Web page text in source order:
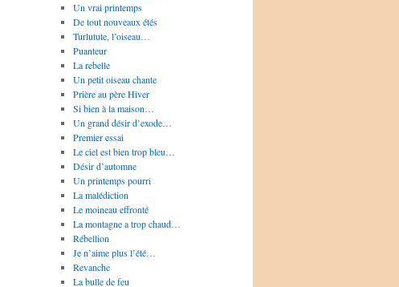
Un vrai printemps
De tout nouveaux étés
Turlutute, l’oiseau…
Puanteur
La rebelle
Un petit oiseau chante
Prière au père Hiver
Si bien à la maison…
Un grand désir d’exode…
Premier essai
Le ciel est bien trop bleu…
Désir d’automne
Un printemps pourri
La malédiction
Le moineau effronté
La montagne a trop chaud…
Rébellion
Je n’aime plus l’été…
Revanche
La bulle de feu